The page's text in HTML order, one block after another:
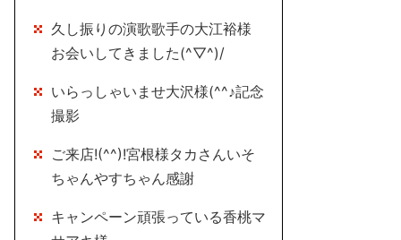
久し振りの演歌歌手の大江裕様
お会いしてきました(^▽^)/
いらっしゃいませ大沢様(^^♪記念
撮影
ご来店!(^^)!宮根様タカさんいそ
ちゃんやすちゃん感謝
キャンペーン頑張っている香桃マ